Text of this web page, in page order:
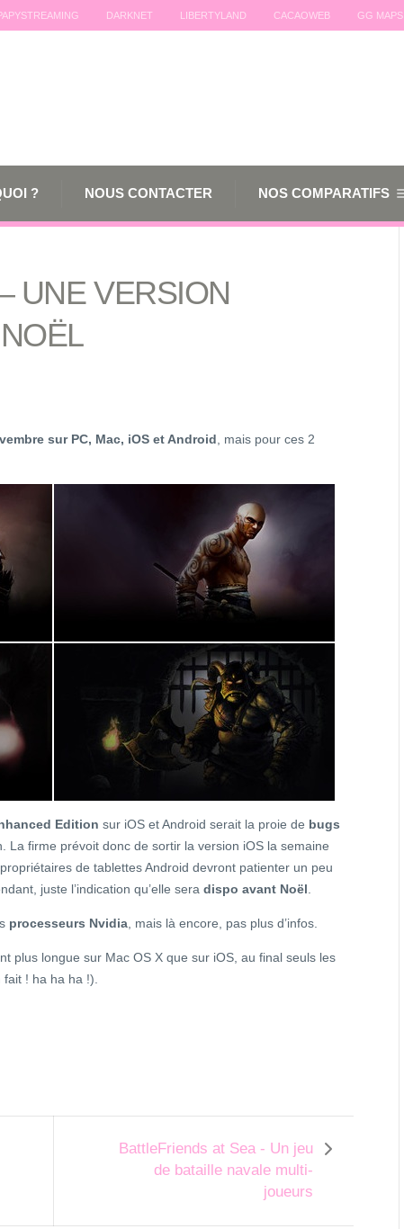
DARKNET LIBERTYLAND CACAOWEB GG MAPS
? NOUS CONTACTER NOS COMPARATIFS
UNE VERSION
sur PC, Mac, iOS et Android , mais pour ces 2
Edition sur iOS et Android serait la proie de bugs
La firme prévoit donc de sortir la version iOS la semaine
de tablettes Android devront patienter un peu
juste l’indication qu’elle sera dispo avant Noël
processeurs Nvidia , mais là encore, pas plus d’infos.
plus longue sur Mac OS X que sur iOS, au final seuls les
! ha ha ha !).
BattleFriends at Sea - Un jeu
de bataille navale multi-
joueurs